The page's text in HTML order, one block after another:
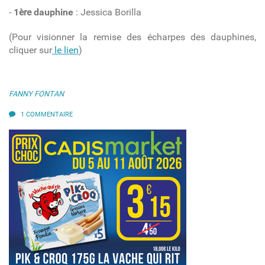
- 1èredauphine: Jessica Borilla
(Pour visionner la remise des écharpes des dauphines,
cliquer surle lien)
FANNY FONTAN
1 COMMENTAIRE